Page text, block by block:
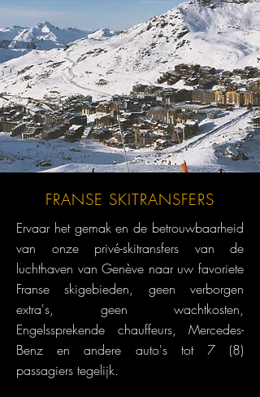
FRANSE SKITRANSFERS
Ervaar het gemak en de betrouwbaarheid
van onze privé-skitransfers van de
luchthaven van Genève naar uw favoriete
Franse skigebieden, geen verborgen
extra's, geen wachtkosten,
Engelssprekende chauffeurs, Mercedes-
Benz en andere auto's tot 7 (8)
passagiers tegelijk.